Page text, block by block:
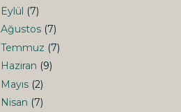
Eylül (7)
Ağustos (7)
Temmuz (7)
Haziran (9)
Mayıs (2)
Nisan (7)